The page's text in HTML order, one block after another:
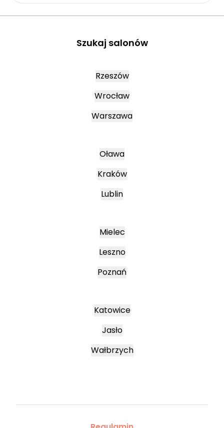
Szukaj salonów
Rzeszów
Wrocław
Warszawa
Oława
Kraków
Lublin
Mielec
Leszno
Poznań
Katowice
Jasło
Wałbrzych